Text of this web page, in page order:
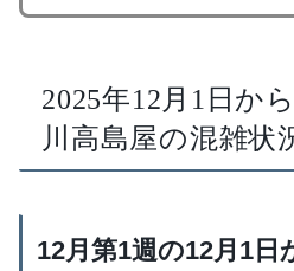
2025年12月1日か
川高島屋の混雑状
12月第1週の12月1日